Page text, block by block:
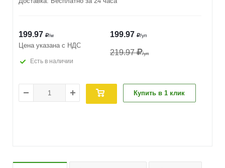
199.97 /уп
219.97 /уп
199.97 /м
Цена указана с НДС
Есть в наличии
Купить в 1 клик